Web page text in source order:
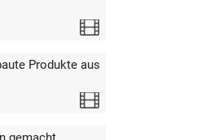
Produkte aus